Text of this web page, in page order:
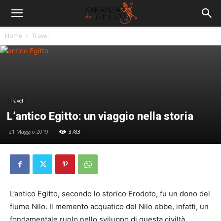
Home Travel
Travel
L’antico Egitto: un viaggio nella storia
21 Maggio 2019 3783
L’antico Egitto, secondo lo storico Erodoto, fu un dono del
fiume Nilo. Il memento acquatico del Nilo ebbe, infatti, un